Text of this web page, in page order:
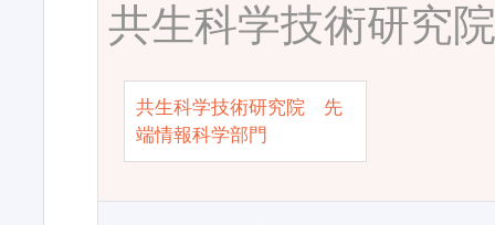
共生科学技術研究
共生科学技術研究院 先
端情報科学部門